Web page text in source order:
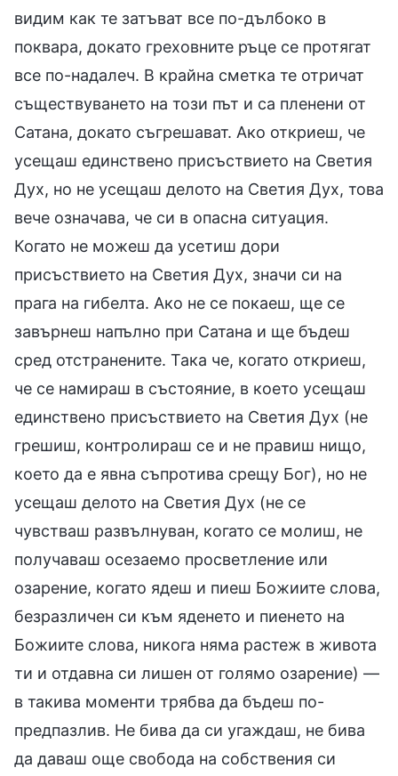
видим как те затъват все по-дълбоко в
поквара, докато греховните ръце се протягат
все по-надалеч. В крайна сметка те отричат
съществуването на този път и са пленени от
Сатана, докато съгрешават. Ако откриеш, че
усещаш единствено присъствието на Светия
Дух, но не усещаш делото на Светия Дух, това
вече означава, че си в опасна ситуация.
Когато не можеш да усетиш дори
присъствието на Светия Дух, значи си на
прага на гибелта. Ако не се покаеш, ще се
завърнеш напълно при Сатана и ще бъдеш
сред отстранените. Така че, когато откриеш,
че се намираш в състояние, в което усещаш
единствено присъствието на Светия Дух (не
грешиш, контролираш се и не правиш нищо,
което да е явна съпротива срещу Бог), но не
усещаш делото на Светия Дух (не се
чувстваш развълнуван, когато се молиш, не
получаваш осезаемо просветление или
озарение, когато ядеш и пиеш Божиите слова,
безразличен си към яденето и пиенето на
Божиите слова, никога няма растеж в живота
ти и отдавна си лишен от голямо озарение) —
в такива моменти трябва да бъдеш по-
предпазлив. Не бива да си угаждаш, не бива
да даваш още свобода на собствения си